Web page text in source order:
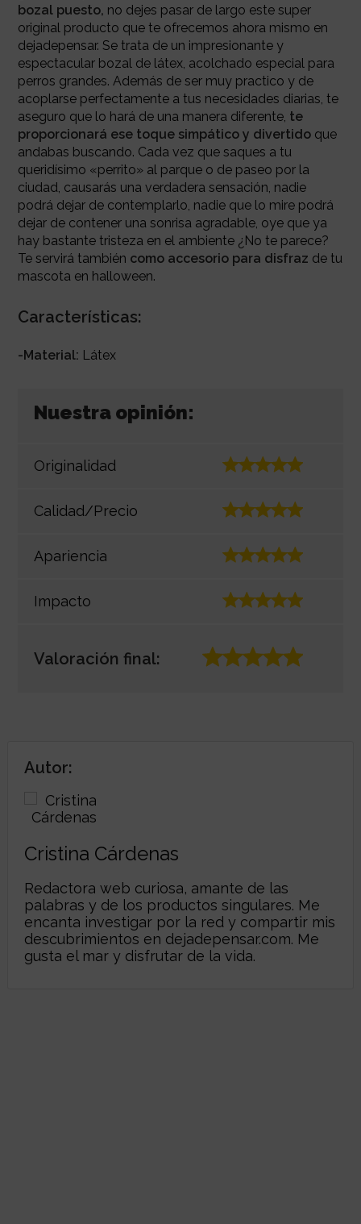
bozal puesto, no dejes pasar de largo este super
original producto que te ofrecemos ahora mismo en
dejadepensar. Se trata de un impresionante y
espectacular bozal de látex, acolchado especial para
perros grandes. Además de ser muy practico y de
acoplarse perfectamente a tus necesidades diarias, te
aseguro que lo hará de una manera diferente, te
proporcionará ese toque simpático y divertidoque
andabas buscando. Cada vez que saques a tu
queridísimo «perrito» al parque o de paseo por la
ciudad, causarás una verdadera sensación, nadie
podrá dejar de contemplarlo, nadie que lo mire podrá
dejar de contener una sonrisa agradable, oye que ya
hay bastante tristeza en el ambiente ¿No te parece?
Te servirá también como accesorio para disfraz de tu
mascota en halloween.
Características:
-Material: Látex
Nuestra opinión:
Originalidad
Calidad/Precio
Apariencia
Impacto
Valoración final:
Autor:
Cristina Cárdenas
Redactora web curiosa, amante de las
palabras y de los productos singulares. Me
encanta investigar por la red y compartir mis
descubrimientos en dejadepensar.com. Me
gusta el mar y disfrutar de la vida.